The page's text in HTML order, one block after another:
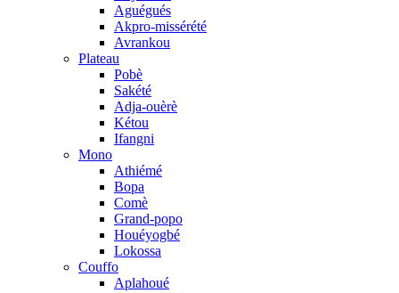
Aguégués
Akpro-missérété
Avrankou
Plateau
Pobè
Sakété
Adja-ouèrè
Kétou
Ifangni
Mono
Athiémé
Bopa
Comè
Grand-popo
Houéyogbé
Lokossa
Couffo
Aplahoué